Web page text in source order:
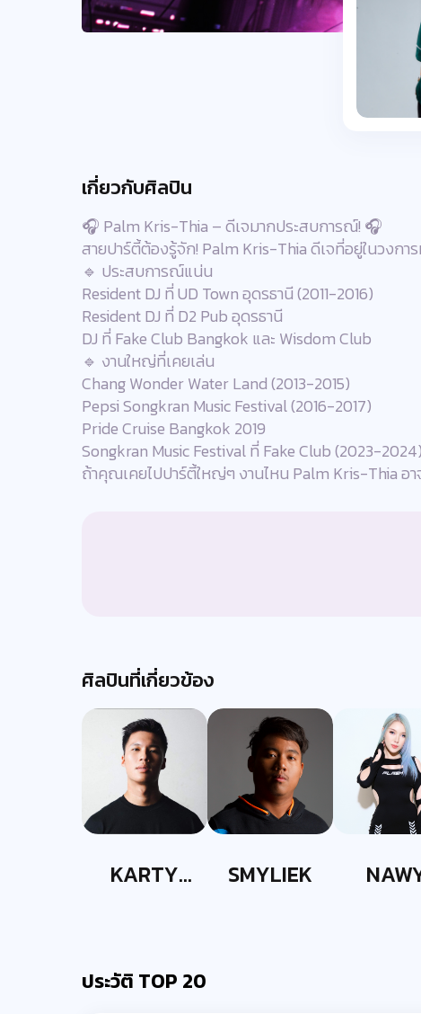
เกี่ยวกับศิลปิน
🎧 Palm Kris-Thia – ดีเจมากประสบการณ์! 🎧
สายปาร์ตี้ต้องรู้จัก! Palm Kris-Thia ดีเจที่อยู่ในวงก
🔹 ประสบการณ์แน่น
Resident DJ ที่ UD Town อุดรธานี (2011-2016)
Resident DJ ที่ D2 Pub อุดรธานี
DJ ที่ Fake Club Bangkok และ Wisdom Club
🔹 งานใหญ่ที่เคยเล่น
Chang Wonder Water Land (2013-2015)
Pepsi Songkran Music Festival (2016-2017)
Pride Cruise Bangkok 2019
Songkran Music Festival ที่ Fake Club (2023-2024)
ถ้าคุณเคยไปปาร์ตี้ใหญ่ๆ งานไหน Palm Kris-Thia
ศิลปินที่เกี่ยวข้อง
KARTY SMYLIEK
ประวัติ TOP 20